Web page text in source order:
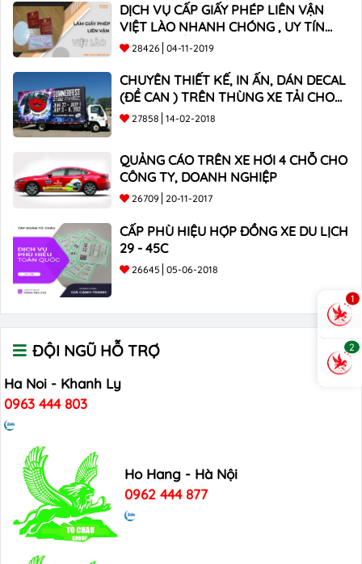
DỊCH VỤ CẤP GIẤY PHÉP LIÊN VẬN
VIỆT LÀO NHANH CHÓNG , UY TÍN
TOÀN QUỐC
28426 04-11-2019
CHUYÊN THIẾT KẾ, IN ẤN, DÁN DECAL
(ĐỀ CAN ) TRÊN THÙNG XE TẢI CHO
CÔNG TY
27858 14-02-2018
QUẢNG CÁO TRÊN XE HƠI 4 CHỖ CHO
CÔNG TY, DOANH NGHIỆP
26709 20-11-2017
CẤP PHÙ HIỆU HỢP ĐỒNG XE DU LỊCH
29 - 45C
26645 05-06-2018
ĐỘI NGŨ HỖ TRỢ
Ha Noi - Khanh Ly
0963 444 803
Ho Hang - Hà Nội
0962 444 877
1
2